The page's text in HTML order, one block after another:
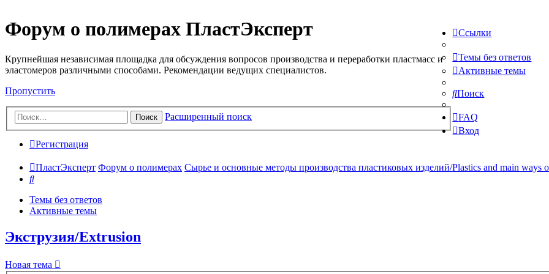
Форум о полимерах ПластЭксперт
Крупнейшая независимая площадка для обсуждения вопросов производства и переработки пластмасс и
эластомеров различными способами. Рекомендации ведущих специалистов.
Пропустить
Поиск Расширенный поиск
Ссылки
Темы без ответов
Активные темы
Поиск
FAQ
Вход
Регистрация
ПластЭксперт Форум о полимерах Сырье и основные методы производства пластиковых изделий/Plastics and main ways
Поиск
Темы без ответов
Активные темы
Экструзия/Extrusion
Новая тема